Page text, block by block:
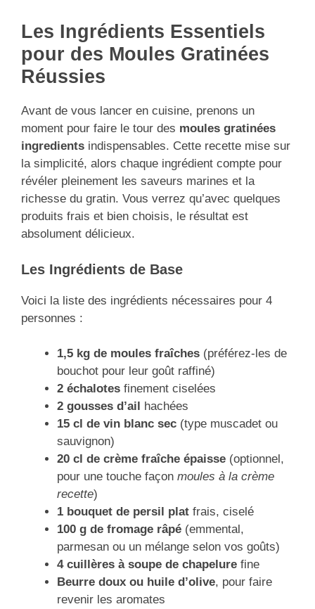
Les Ingrédients Essentiels
pour des Moules Gratinées
Réussies
Avant de vous lancer en cuisine, prenons un
moment pour faire le tour des moules gratinées
ingredients indispensables. Cette recette mise sur
la simplicité, alors chaque ingrédient compte pour
révéler pleinement les saveurs marines et la
richesse du gratin. Vous verrez qu’avec quelques
produits frais et bien choisis, le résultat est
absolument délicieux.
Les Ingrédients de Base
Voici la liste des ingrédients nécessaires pour 4
personnes :
1,5 kg de moules fraîches (préférez-les de
bouchot pour leur goût raffiné)
2 échalotes finement ciselées
2 gousses d’ail hachées
15 cl de vin blanc sec (type muscadet ou
sauvignon)
20 cl de crème fraîche épaisse (optionnel,
pour une touche façon moules à la crème
recette)
1 bouquet de persil plat frais, ciselé
100 g de fromage râpé (emmental,
parmesan ou un mélange selon vos goûts)
4 cuillères à soupe de chapelure fine
Beurre doux ou huile d’olive, pour faire
revenir les aromates